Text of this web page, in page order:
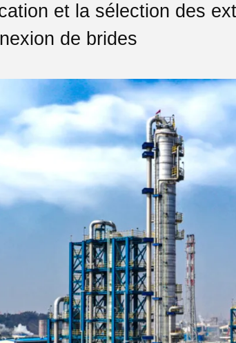
et la sélection des
de brides